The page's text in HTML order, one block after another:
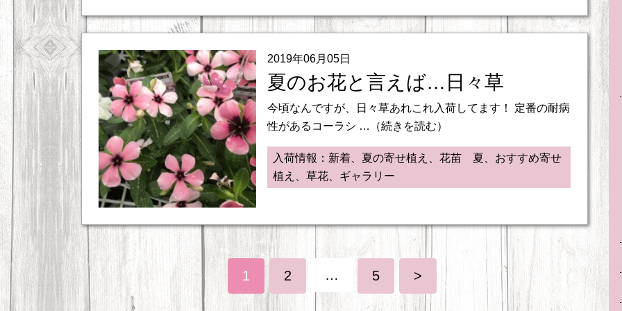
2019年06月05日
夏のお花と言えば…日々草
今頃なんですが、日々草あれこれ入荷してます！ 定番の耐病
性があるコーラシ …（続きを読む）
入荷情報：新着、夏の寄せ植え、花苗 夏、おすすめ寄せ
植え、草花、ギャラリー
1 2 … 5 >